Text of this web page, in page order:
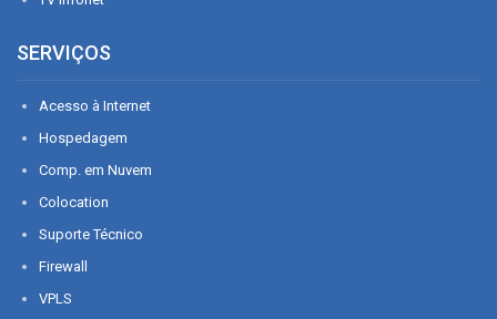
SERVIÇOS
Acesso à Internet
Hospedagem
Comp. em Nuvem
Colocation
Suporte Técnico
Firewall
VPLS